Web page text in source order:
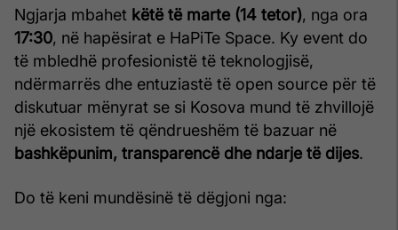
Ngjarja mbahet këtë të marte (14 tetor), nga ora
17:30, në hapësirat e HaPiTe Space. Ky event do
të mbledhë profesionistë të teknologjisë,
ndërmarrës dhe entuziastë të open source për të
diskutuar mënyrat se si Kosova mund të zhvillojë
një ekosistem të qëndrueshëm të bazuar në
bashkëpunim, transparencë dhe ndarje të dijes.
Do të keni mundësinë të dëgjoni nga: